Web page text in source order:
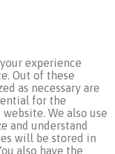
experience
Out of these
as necessary are
for the
We also use
and understand
will be stored in
also have the